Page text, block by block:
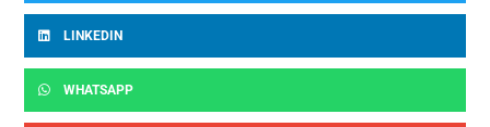
LINKEDIN
WHATSAPP